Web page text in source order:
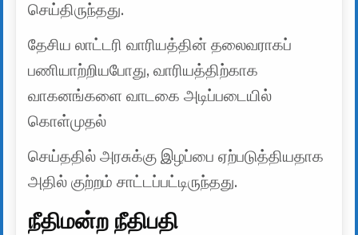
செய்திருந்தது.
தேசிய லாட்டரி வாரியத்தின் தலைவராகப்
பணியாற்றியபோது, ​​வாரியத்திற்காக
வாகனங்களை வாடகை அடிப்படையில்
கொள்முதல்
செய்ததில் அரசுக்கு இழப்பை ஏற்படுத்தியதாக
அதில் குற்றம் சாட்டப்பட்டிருந்தது.
நீதிமன்ற நீதிபதி